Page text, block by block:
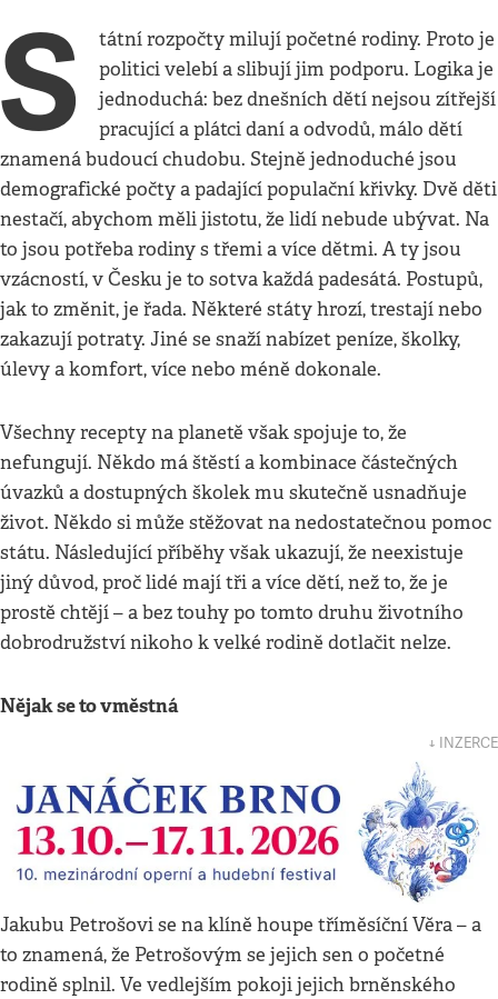
S
tátní rozpočty milují početné rodiny. Proto je
politici velebí a slibují jim podporu. Logika je
jednoduchá: bez dnešních dětí nejsou zítřejší
pracující a plátci daní a odvodů, málo dětí
znamená budoucí chudobu. Stejně jednoduché jsou
demografické počty a padající populační křivky. Dvě děti
nestačí, abychom měli jistotu, že lidí nebude ubývat. Na
to jsou potřeba rodiny s třemi a více dětmi. A ty jsou
vzácností, v Česku je to sotva každá padesátá. Postupů,
jak to změnit, je řada. Některé státy hrozí, trestají nebo
zakazují potraty. Jiné se snaží nabízet peníze, školky,
úlevy a komfort, více nebo méně dokonale.
Všechny recepty na planetě však spojuje to, že
nefungují. Někdo má štěstí a kombinace částečných
úvazků a dostupných školek mu skutečně usnadňuje
život. Někdo si může stěžovat na nedostatečnou pomoc
státu. Následující příběhy však ukazují, že neexistuje
jiný důvod, proč lidé mají tři a více dětí, než to, že je
prostě chtějí – a bez touhy po tomto druhu životního
dobrodružství nikoho k velké rodině dotlačit nelze.
Nějak se to vměstná
↓ INZERCE
Jakubu Petrošovi se na klíně houpe tříměsíční Věra – a
to znamená, že Petrošovým se jejich sen o početné
rodině splnil. Ve vedlejším pokoji jejich brněnského